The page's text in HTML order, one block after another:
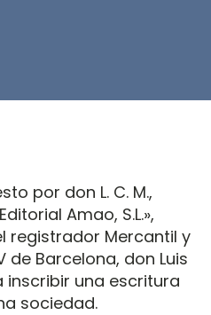
por don L. C. M.,
Amao, S.L.»,
registrador Mercantil y
de Barcelona, don Luis
inscribir una escritura
sociedad.